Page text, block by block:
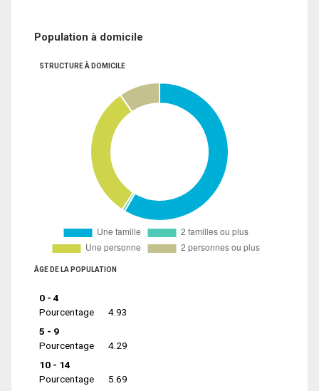
Population à domicile
STRUCTURE À DOMICILE
ÂGE DE LA POPULATION
0 - 4
Pourcentage
4.93
5 - 9
Pourcentage
4.29
10 - 14
Pourcentage
5.69